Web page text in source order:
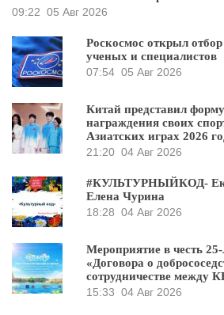
09:22 05 Авг 2026
Роскосмос открыл
ученых и специалистов
07:54 05 Авг 2026
Китай представил
награждения своих
Азиатских играх 2026
21:20 04 Авг 2026
#КУЛЬТУРНЫЙКОД-
Елена Чурина
18:28 04 Авг 2026
Мероприятие в честь
«Договора о
сотрудничестве между
15:33 04 Авг 2026